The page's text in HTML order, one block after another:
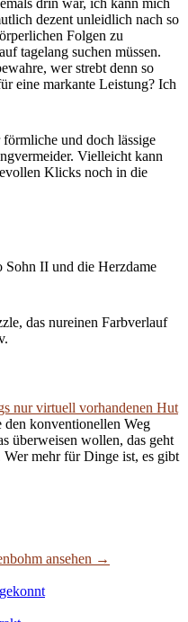
drin war, ich kann mich
dezent unleidlich nach so
Folgen zu
tagelang suchen müssen.
wer strebt denn so
eine markante Leistung? Ich
und doch lässige
Vielleicht kann
Klicks noch in die
II und die Herzdame
nur virtuell vorhandenen Hut
konventionellen Weg
überweisen wollen, das geht
Wer mehr für Dinge ist, es gibt
ansehen →